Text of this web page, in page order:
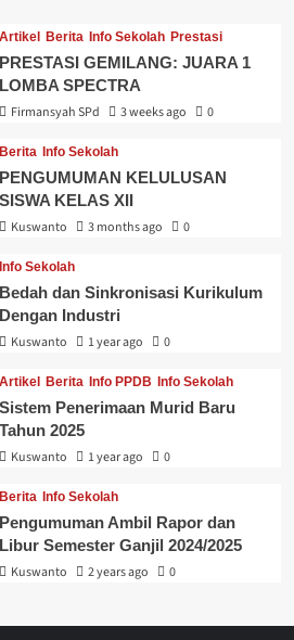
Artikel Berita Info Sekolah Prestasi
PRESTASI GEMILANG: JUARA 1
LOMBA SPECTRA
Firmansyah SPd
3 weeks ago 0
Berita Info Sekolah
PENGUMUMAN KELULUSAN
SISWA KELAS XII
Kuswanto
3 months ago 0
Info Sekolah
Bedah dan Sinkronisasi Kurikulum
Dengan Industri
Kuswanto
1 year ago 0
Artikel Berita Info PPDB Info Sekolah
Sistem Penerimaan Murid Baru
Tahun 2025
Kuswanto
1 year ago 0
Berita Info Sekolah
Pengumuman Ambil Rapor dan
Libur Semester Ganjil 2024/2025
Kuswanto
2 years ago 0